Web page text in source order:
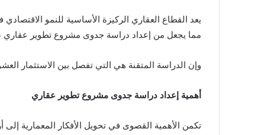
يعد القطاع العقاري الركيزة الأساسية للنمو
مما يجعل من إعداد دراسة جدوى مشروع تطوير عقاري
وإن الدراسة المتقنة هي التي تفصل بين الاستثمار
أهمية إعداد دراسة جدوى مشروع تطوير عقاري
تكمن الأهمية القصوى في تحويل الأفكار المعمارية